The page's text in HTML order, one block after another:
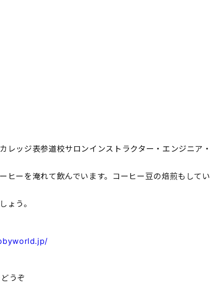
レッジ表参道校サロンインストラクター・エンジニア・
ヒーを淹れて飲んでいます。コーヒー豆の焙煎もしてい
ょう。
うぞ